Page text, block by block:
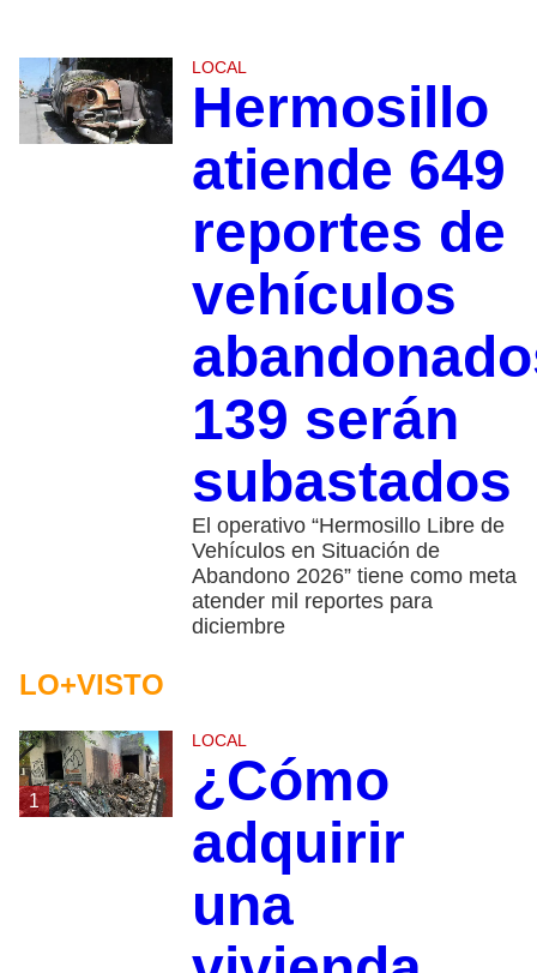
LOCAL
Hermosillo
atiende 649
reportes de
vehículos
139 serán
subastados
El operativo “Hermosillo Libre de
Vehículos en Situación de
Abandono 2026” tiene como meta
atender mil reportes para
diciembre
LO+VISTO
1
LOCAL
¿Cómo
adquirir
una